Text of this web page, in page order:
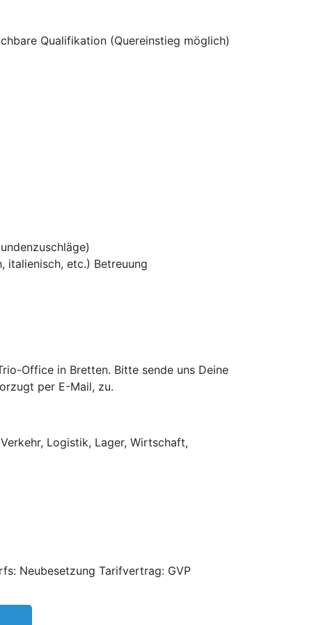
Qualifikation (Quereinstieg möglich)
italienisch, etc.) Betreuung
Office in Bretten. Bitte sende uns Deine
per E-Mail, zu.
Logistik, Lager, Wirtschaft,
Neubesetzung Tarifvertrag: GVP